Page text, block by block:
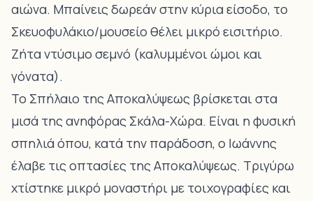
αιώνα. Μπαίνεις δωρεάν στην κύρια είσοδο, το
Σκευοφυλάκιο/μουσείο θέλει μικρό εισιτήριο.
Ζήτα ντύσιμο σεμνό (καλυμμένοι ώμοι και
γόνατα).
Το Σπήλαιο της Αποκαλύψεως βρίσκεται στα
μισά της ανηφόρας Σκάλα-Χώρα. Είναι η φυσική
σπηλιά όπου, κατά την παράδοση, ο Ιωάννης
έλαβε τις οπτασίες της Αποκαλύψεως. Τριγύρω
χτίστηκε μικρό μοναστήρι με τοιχογραφίες και